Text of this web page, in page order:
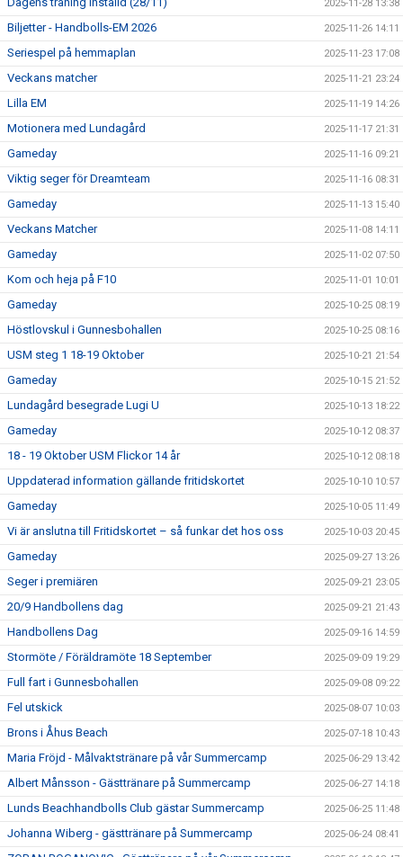
2025-11-28 13:38
Biljetter - Handbolls-EM 2026 2025-11-26 14:11
Seriespel på hemmaplan 2025-11-23 17:08
Veckans matcher 2025-11-21 23:24
Lilla EM 2025-11-19 14:26
Motionera med Lundagård 2025-11-17 21:31
Gameday 2025-11-16 09:21
Viktig seger för Dreamteam 2025-11-16 08:31
Gameday 2025-11-13 15:40
Veckans Matcher 2025-11-08 14:11
Gameday 2025-11-02 07:50
Kom och heja på F10 2025-11-01 10:01
Gameday 2025-10-25 08:19
Höstlovskul i Gunnesbohallen 2025-10-25 08:16
USM steg 1 18-19 Oktober 2025-10-21 21:54
Gameday 2025-10-15 21:52
Lundagård besegrade Lugi U 2025-10-13 18:22
Gameday 2025-10-12 08:37
18 - 19 Oktober USM Flickor 14 år 2025-10-12 08:18
Uppdaterad information gällande fritidskortet 2025-10-10 10:57
Gameday 2025-10-05 11:49
Vi är anslutna till Fritidskortet – så funkar det hos oss 2025-10-03 20:45
Gameday 2025-09-27 13:26
Seger i premiären 2025-09-21 23:05
20/9 Handbollens dag 2025-09-21 21:43
Handbollens Dag 2025-09-16 14:59
Stormöte / Föräldramöte 18 September 2025-09-09 19:29
Full fart i Gunnesbohallen 2025-09-08 09:22
Fel utskick 2025-08-07 10:03
Brons i Åhus Beach 2025-07-18 10:43
Maria Fröjd - Målvaktstränare på vår Summercamp 2025-06-29 13:42
Albert Månsson - Gästtränare på Summercamp 2025-06-27 14:18
Lunds Beachhandbolls Club gästar Summercamp 2025-06-25 11:48
Johanna Wiberg - gästtränare på Summercamp 2025-06-24 08:41